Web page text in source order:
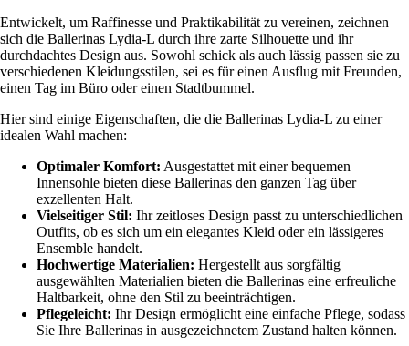
Entwickelt, um Raffinesse und Praktikabilität zu vereinen, zeichnen
sich die Ballerinas Lydia-L durch ihre zarte Silhouette und ihr
durchdachtes Design aus. Sowohl schick als auch lässig passen sie zu
verschiedenen Kleidungsstilen, sei es für einen Ausflug mit Freunden,
einen Tag im Büro oder einen Stadtbummel.
Hier sind einige Eigenschaften, die die Ballerinas Lydia-L zu einer
idealen Wahl machen:
Optimaler Komfort: Ausgestattet mit einer bequemen
Innensohle bieten diese Ballerinas den ganzen Tag über
exzellenten Halt.
Vielseitiger Stil: Ihr zeitloses Design passt zu unterschiedlichen
Outfits, ob es sich um ein elegantes Kleid oder ein lässigeres
Ensemble handelt.
Hochwertige Materialien: Hergestellt aus sorgfältig
ausgewählten Materialien bieten die Ballerinas eine erfreuliche
Haltbarkeit, ohne den Stil zu beeinträchtigen.
Pflegeleicht: Ihr Design ermöglicht eine einfache Pflege, sodass
Sie Ihre Ballerinas in ausgezeichnetem Zustand halten können.